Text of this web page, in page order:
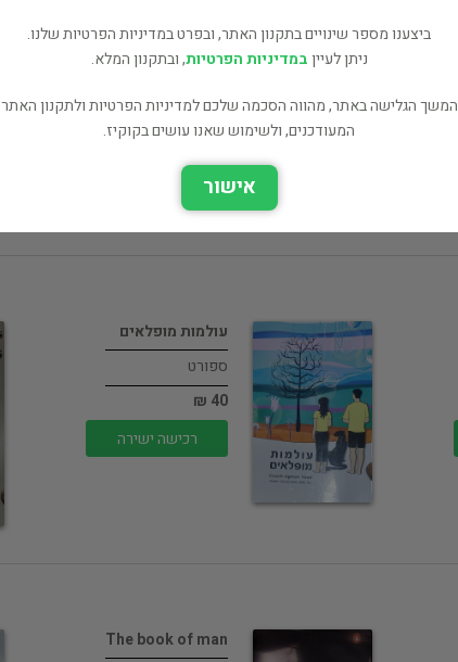
העידן החדש ומיסטיקה
רכישה ישירה
עולמות מופלאים
ספורט
40 ₪
רכישה ישירה
The book of man
ביצענו מספר שינויים בתקנון האתר, ובפרט במדיניות הפרטיות שלנו.
ניתן לעייןבמדיניות הפרטיות, ובתקנון המלא.
המשך הגלישה באתר, מהווה הסכמה שלכם למדיניות הפרטיות ולתקנון האתר
המעודכנים, ולשימוש שאנו עושים בקוקיז.
אישור